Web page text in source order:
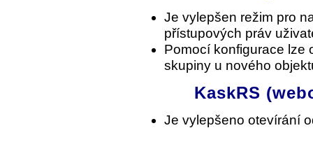
Je vylepšen režim pro
přístupových práv
Pomocí konfigurace lze
skupiny u nového
KaskRS
Je vylepšeno otevírání